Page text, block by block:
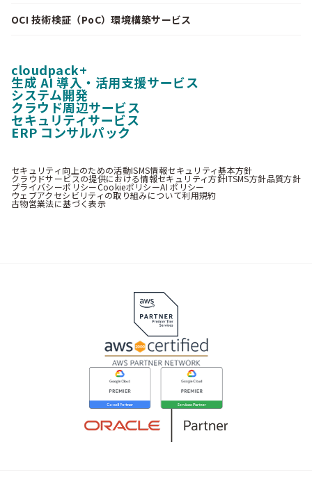
OCI 技術検証（PoC）環境構築サービス
cloudpack+
生成 AI 導入・活用支援サービス
システム開発
クラウド周辺サービス
セキュリティサービス
ERP コンサルパック
セキュリティ向上のための活動ISMS情報セキュリティ基本方針
クラウドサービスの提供における情報セキュリティ方針ITSMS方針品質方針
プライバシーポリシーCookieポリシーAI ポリシー
ウェブアクセシビリティの取り組みについて利用規約
古物営業法に基づく表示